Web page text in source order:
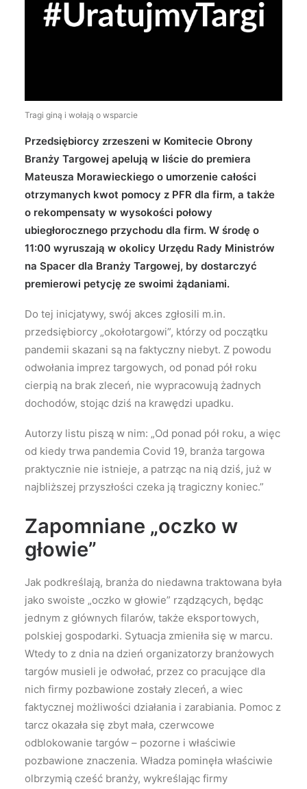
Tragi giną i wołają o wsparcie
Przedsiębiorcy zrzeszeni w Komitecie Obrony
Branży Targowej apelują w liście do premiera
Mateusza Morawieckiego o umorzenie całości
otrzymanych kwot pomocy z PFR dla firm, a także
o rekompensaty w wysokości połowy
ubiegłorocznego przychodu dla firm. W środę o
11:00 wyruszają w okolicy Urzędu Rady Ministrów
na Spacer dla Branży Targowej, by dostarczyć
premierowi petycję ze swoimi żądaniami.
Do tej inicjatywy, swój akces zgłosili m.in.
przedsiębiorcy „okołotargowi”, którzy od początku
pandemii skazani są na faktyczny niebyt. Z powodu
odwołania imprez targowych, od ponad pół roku
cierpią na brak zleceń, nie wypracowują żadnych
dochodów, stojąc dziś na krawędzi upadku.
Autorzy listu piszą w nim: „Od ponad pół roku, a więc
od kiedy trwa pandemia Covid 19, branża targowa
praktycznie nie istnieje, a patrząc na nią dziś, już w
najbliższej przyszłości czeka ją tragiczny koniec.”
Zapomniane „oczko w
głowie”
Jak podkreślają, branża do niedawna traktowana była
jako swoiste „oczko w głowie” rządzących, będąc
jednym z głównych filarów, także eksportowych,
polskiej gospodarki. Sytuacja zmieniła się w marcu.
Wtedy to z dnia na dzień organizatorzy branżowych
targów musieli je odwołać, przez co pracujące dla
nich firmy pozbawione zostały zleceń, a wiec
faktycznej możliwości działania i zarabiania. Pomoc z
tarcz okazała się zbyt mała, czerwcowe
odblokowanie targów – pozorne i właściwie
pozbawione znaczenia. Władza pominęła właściwie
olbrzymią cześć branży, wykreślając firmy